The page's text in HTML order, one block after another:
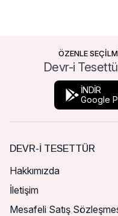
ÖZENLE
Devr-i
İNDİR
Google
DEVR-I TESETTÜR
Hakkımızda
İletişim
Mesafeli Satış